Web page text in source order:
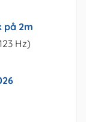
på 2m
Hz)